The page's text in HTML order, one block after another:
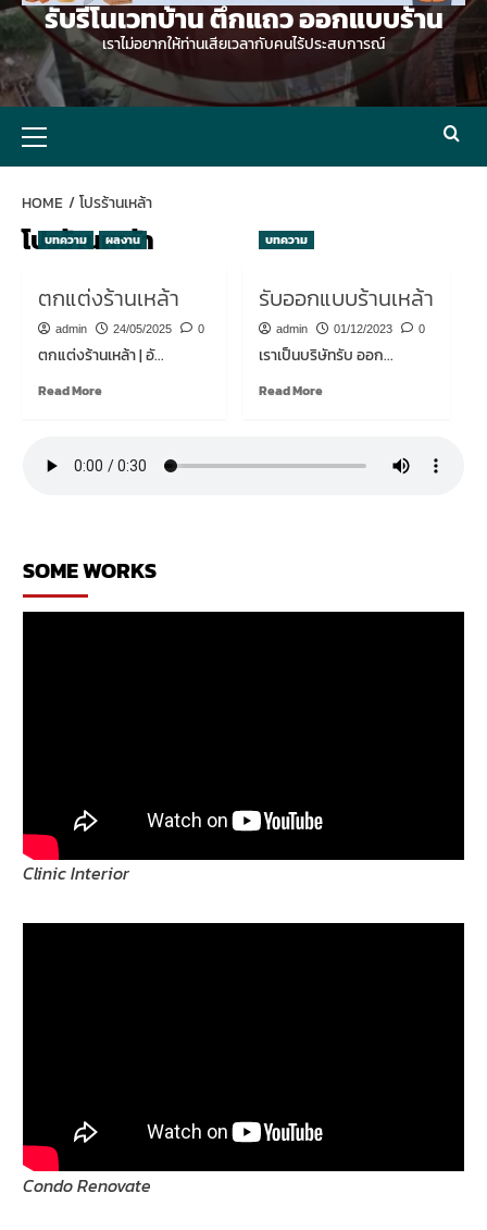
รับรีโนเวทบ้าน ตึกแถว ออกแบบร้าน
เราไม่อยากให้ท่านเสียเวลากับคนไร้ประสบการณ์
Menu
HOME โปรร้านเหล้า
โปรร้านเหล้า
บทความ ผลงาน
ตกแต่งร้านเหล้า
admin 24/05/2025 0
ตกแต่งร้านเหล้า | อั...
Read MoreRead
ร้าน
บทความ
รับออกแบบร้านเหล้า
admin 01/12/2023 0
เราเป็นบริษัทรับ ออก...
Read MoreRead
ออกแบบ
SOME WORKS
Clinic Interior
Condo Renovate